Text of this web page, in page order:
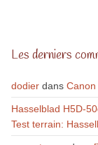
Les derniers
dodierdans Canon
Hasselblad H5D-
Test terrain: